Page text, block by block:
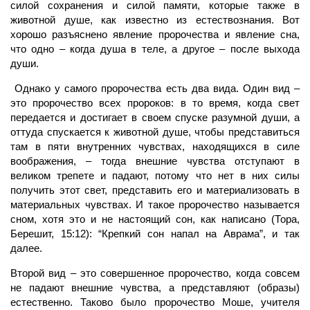
силой сохранения и силой памяти, которые также в
животной душе, как известно из естествознания. Вот
хорошо разъяснено явление пророчества и явление сна,
что одно – когда душа в теле, а другое – после выхода
души.
Однако у самого пророчества есть два вида. Один вид –
это пророчество всех пророков: в то время, когда свет
передается и достигает в своем спуске разумной души, а
оттуда спускается к животной душе, чтобы представиться
там в пяти внутренних чувствах, находящихся в силе
воображения, – тогда внешние чувства отступают в
великом трепете и падают, потому что нет в них силы
получить этот свет, представить его и материализовать в
материальных чувствах. И такое пророчество называется
сном, хотя это и не настоящий сон, как написано (Тора,
Берешит, 15:12): “Крепкий сон напал на Аврама”, и так
далее.
Второй вид – это совершенное пророчество, когда совсем
не падают внешние чувства, а представляют (образы)
естественно. Таково было пророчество Моше, учителя